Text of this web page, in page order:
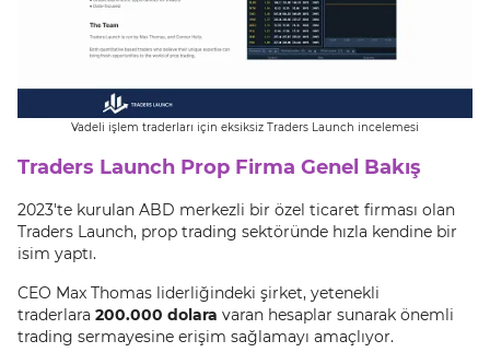
Vadeli işlem traderları için eksiksiz Traders Launch incelemesi
Traders Launch Prop Firma Genel Bakış
2023'te kurulan ABD merkezli bir özel ticaret firması olan
Traders Launch, prop trading sektöründe hızla kendine bir
isim yaptı.
CEO Max Thomas liderliğindeki şirket, yetenekli
traderlara 200.000 dolara varan hesaplar sunarak önemli
trading sermayesine erişim sağlamayı amaçlıyor.